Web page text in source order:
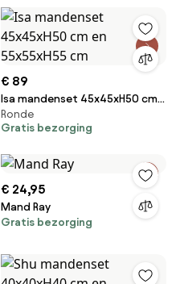
€ 89
Isa mandenset 45x45xH50 cm
en 55x55xH55 cm
Ronde
Gratis bezorging
€ 24,95
Mand Ray
Gratis bezorging